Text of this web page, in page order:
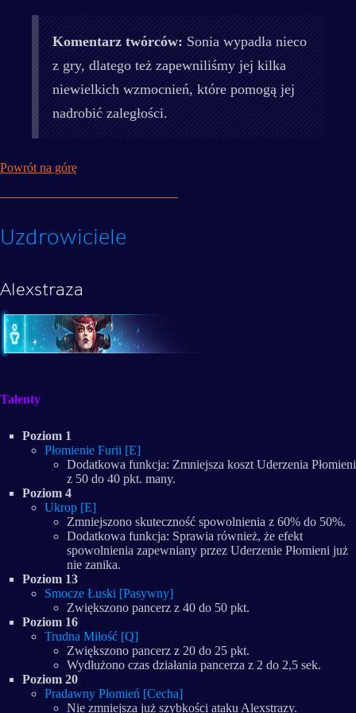
Komentarz twórców: Sonia wypadła nieco
z gry, dlatego też zapewniliśmy jej kilka
niewielkich wzmocnień, które pomogą jej
nadrobić zaległości.
Powrót na górę
Uzdrowiciele
Alexstraza
Talenty
Poziom 1
Płomienie Furii [E]
Dodatkowa funkcja: Zmniejsza koszt Uderzenia Płomieni
z 50 do 40 pkt. many.
Poziom 4
Ukrop [E]
Zmniejszono skuteczność spowolnienia z 60% do 50%.
Dodatkowa funkcja: Sprawia również, że efekt
spowolnienia zapewniany przez Uderzenie Płomieni już
nie zanika.
Poziom 13
Smocze Łuski [Pasywny]
Zwiększono pancerz z 40 do 50 pkt.
Poziom 16
Trudna Miłość [Q]
Zwiększono pancerz z 20 do 25 pkt.
Wydłużono czas działania pancerza z 2 do 2,5 sek.
Poziom 20
Pradawny Płomień [Cecha]
Nie zmniejsza już szybkości ataku Alexstrazy.